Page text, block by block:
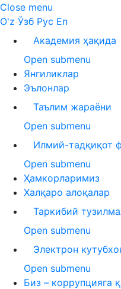
Close menu
O'z Ўзб Рус En
Академия ҳақида
Open submenu
Янгиликлар
Эълонлар
Таълим жараёни
Open submenu
Илмий-тадқиқот
Open submenu
Ҳамкорларимиз
Халқаро алоқалар
Таркибий
Open submenu
Электрон
Open submenu
Биз – коррупцияга